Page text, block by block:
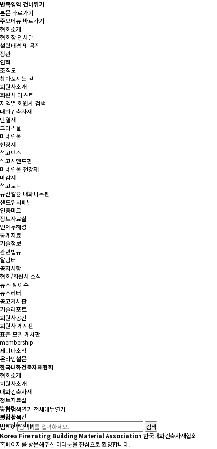
반복영역 건너뛰기
본문 바로가기
주요메뉴 바로가기
협회소개
협회장 인사말
설립배경 및 목적
정관
연혁
조직도
찾아오시는 길
회원사소개
회원사 리스트
지역별 회원사 검색
내화건축자재
단열재
그라스울
미네랄울
천장재
석고텍스
석고시멘트판
미네랄울 천장재
마감재
석고보드
규산칼슘 내화피복판
샌드위치패널
인증마크
정보자료실
인체무해성
통계자료
기술정보
관련법규
알림터
공지사항
협회/회원사 소식
뉴스 & 이슈
뉴스레터
공고게시판
기술레포트
회원사공간
회원사 게시판
표준 모델 게시판
membership
세미나소식
온라인설문
한국내화건축자재협회
협회소개
회원사소개
내화건축자재
정보자료실
알림터
회원사공간
membership
통합검색열기 전체메뉴열기
통합검색
검색어
Korea Fire-rating Building Material Association 한국내화건축자재협회
홈페이지를 방문해주신 여러분을 진심으로 환영합니다.